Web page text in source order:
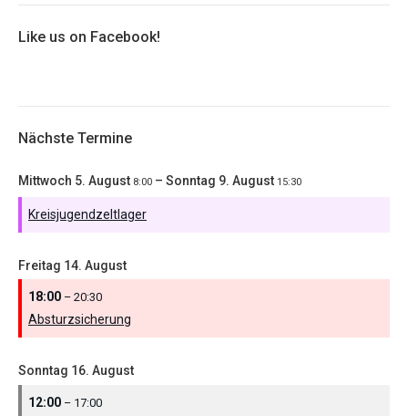
Like us on Facebook!
Nächste Termine
Mittwoch 5. August 8:00 – Sonntag 9. August 15:30
Kreisjugendzeltlager
Freitag 14. August
18:00 – 20:30
Absturzsicherung
Sonntag 16. August
12:00 – 17:00